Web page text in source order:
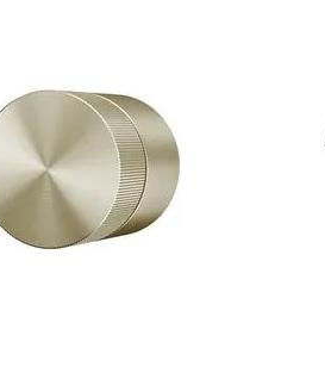
COMPRAR AGORA
VEJA MAIS